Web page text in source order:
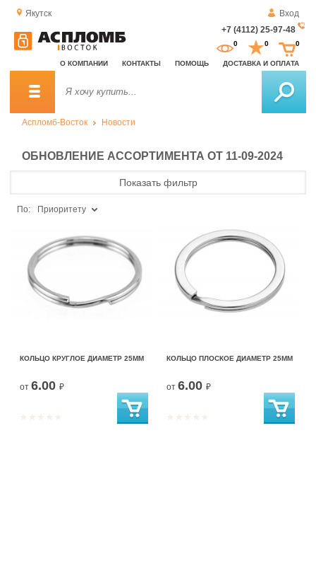
Якутск
Вход
+7 (4112) 25-97-48
О КОМПАНИИ КОНТАКТЫ ПОМОЩЬ ДОСТАВКА И ОПЛАТА
0 0 0
Аспломб-Восток Новости
ОБНОВЛЕНИЕ АССОРТИМЕНТА ОТ 11-09-2024
Показать фильтр
По: Приоритету
КОЛЬЦО КРУГЛОЕ ДИАМЕТР 25ММ
от 6.00 ₽
КОЛЬЦО ПЛОСКОЕ ДИАМЕТР 25ММ
от 6.00 ₽